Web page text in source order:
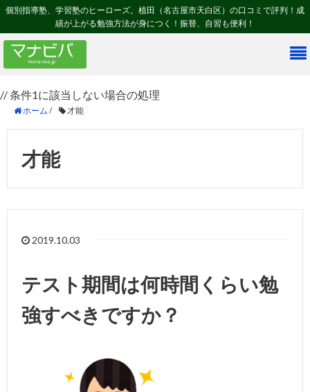
個別指導塾、学習塾のヒーローズ。植田（名古屋市天白区）の口コミで評判！成
績が上がる勉強方法が身につく！振替、自習も便利！
// 条件1に該当しない場合の処理
ホーム / 才能
才能
2019.10.03
テスト期間は何時間くらい勉
強すべきですか？